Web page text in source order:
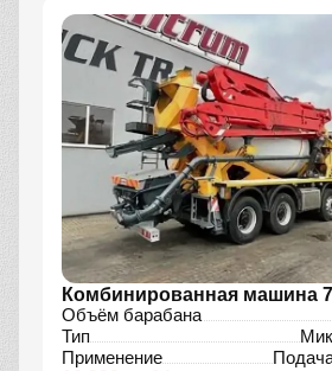
АБН 59 м
Длина стрела
Тип
Применение
Для
14 200 руб / смена
Заказать